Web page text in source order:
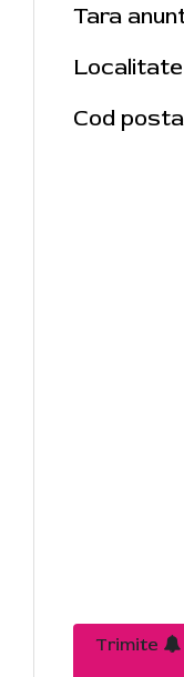
Tara
Localitate
Cod
Trimite